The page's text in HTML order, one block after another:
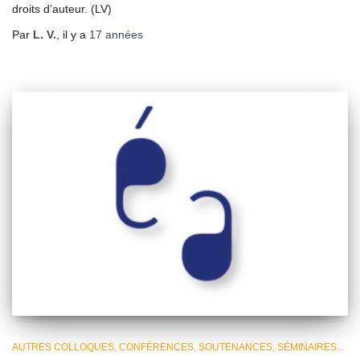
droits d’auteur. (LV)
Par L. V. , il y a 17 années
AUTRES COLLOQUES, CONFÉRENCES, SOUTENANCES, SÉMINAIRES...